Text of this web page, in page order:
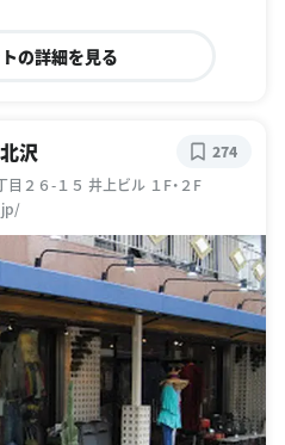
の詳細を見る
沢
２６-１５ 井上ビル １F・２F
274